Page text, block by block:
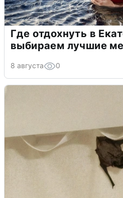
Где отдохнуть в
выбираем лучшие
8 августа 0